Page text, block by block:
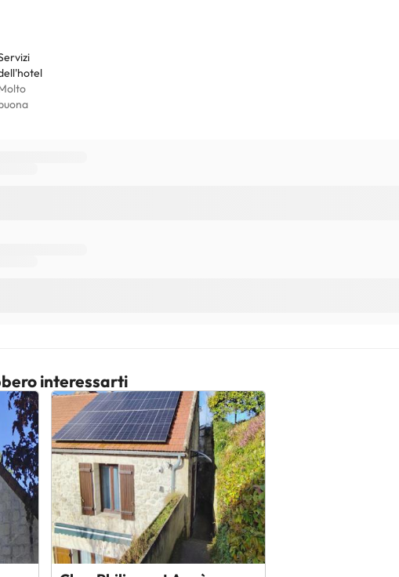
interessarti